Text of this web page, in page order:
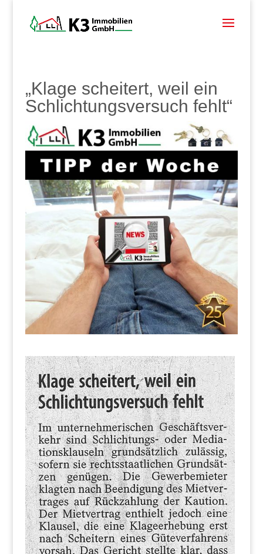
„Klage scheitert, weil ein
Schlichtungsversuch fehlt“